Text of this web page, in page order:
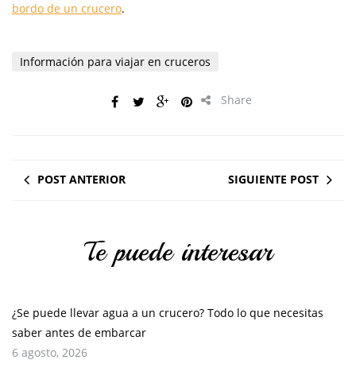
bordo de un crucero.
Información para viajar en cruceros
Share
POST ANTERIOR SIGUIENTE POST
Te puede interesar
¿Se puede llevar agua a un crucero? Todo lo que necesitas
saber antes de embarcar
6 agosto, 2026